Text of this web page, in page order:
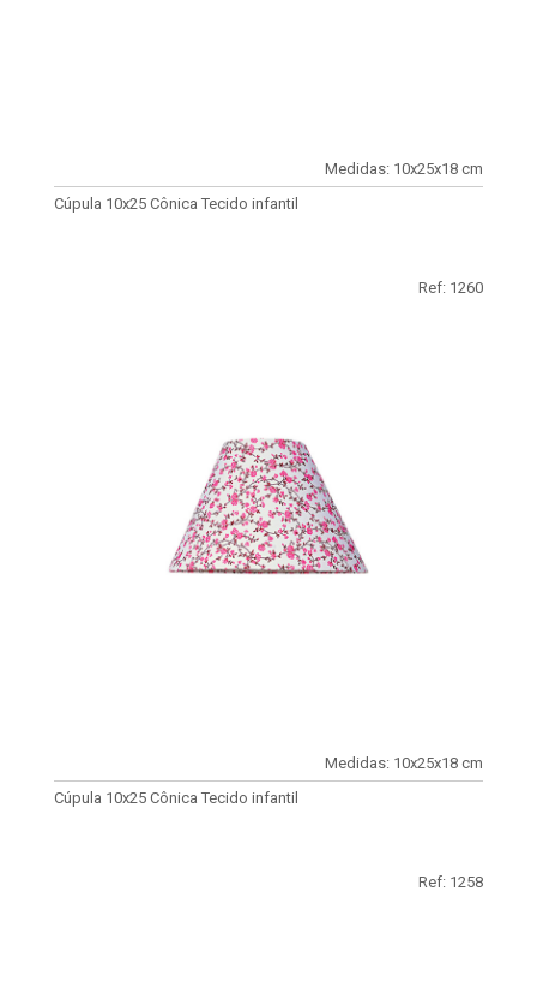
Medidas: 10x25x18 cm
Cúpula 10x25 Cônica Tecido infantil
Ref: 1260
Medidas: 10x25x18 cm
Cúpula 10x25 Cônica Tecido infantil
Ref: 1258